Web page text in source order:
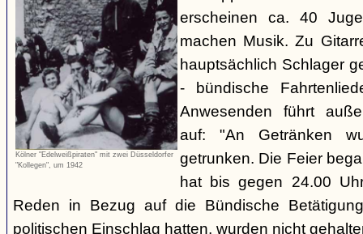
Kölner "Edelweißpiraten" mit zwei Düsseldorfer
"Kollegen", um 1942
erscheinen ca. 40
machen Musik. Zu
hauptsächlich Schlager
- bündische
Anwesenden führt
auf: "An Getränken
getrunken. Die Feier
hat bis gegen 24.00
Reden in Bezug auf die Bündische
politischen Einschlag hatten, wurden nicht